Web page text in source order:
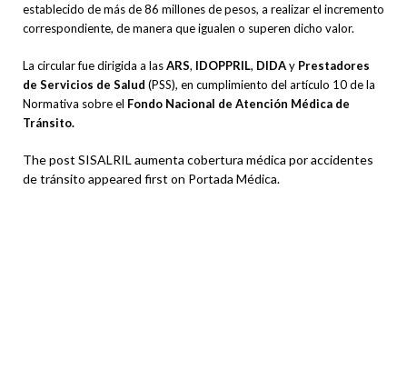
establecido de más de 86 millones de pesos, a realizar el incremento
correspondiente, de manera que igualen o superen dicho valor.
La circular fue dirigida a lasARS, IDOPPRIL, DIDAy Prestadores
de Servicios de Salud (PSS), en cumplimiento del artículo 10 de la
Normativa sobre el Fondo Nacional de Atención Médica de
Tránsito.
The post SISALRIL aumenta cobertura médica por accidentes
de tránsito appeared first on Portada Médica.